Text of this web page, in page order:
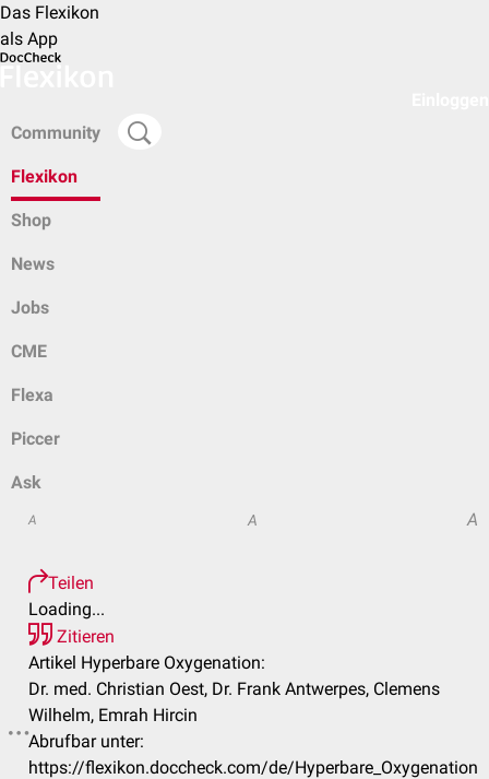
Das Flexikon
als App
Community
Flexikon
Shop
News
Jobs
CME
Flexa
Piccer
Ask
A A A
Teilen
Loading...
Zitieren
Artikel Hyperbare Oxygenation:
Dr. med. Christian Oest, Dr. Frank Antwerpes, Clemens
Wilhelm, Emrah Hircin
Abrufbar unter:
https://flexikon.doccheck.com/de/Hyperbare_Oxygenation